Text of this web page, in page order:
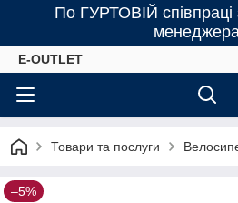
По ГУРТОВІЙ співпраці
E-OUTLET
Товари та послуги
–5%